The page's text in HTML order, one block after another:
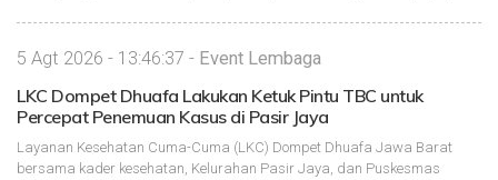
5 Agt 2026 - 13:46:37 - Event Lembaga
LKC Dompet Dhuafa Lakukan Ketuk Pintu TBC untuk
Percepat Penemuan Kasus di Pasir Jaya
Layanan Kesehatan Cuma-Cuma (LKC) Dompet Dhuafa Jawa Barat
bersama kader kesehatan, Kelurahan Pasir Jaya, dan Puskesmas